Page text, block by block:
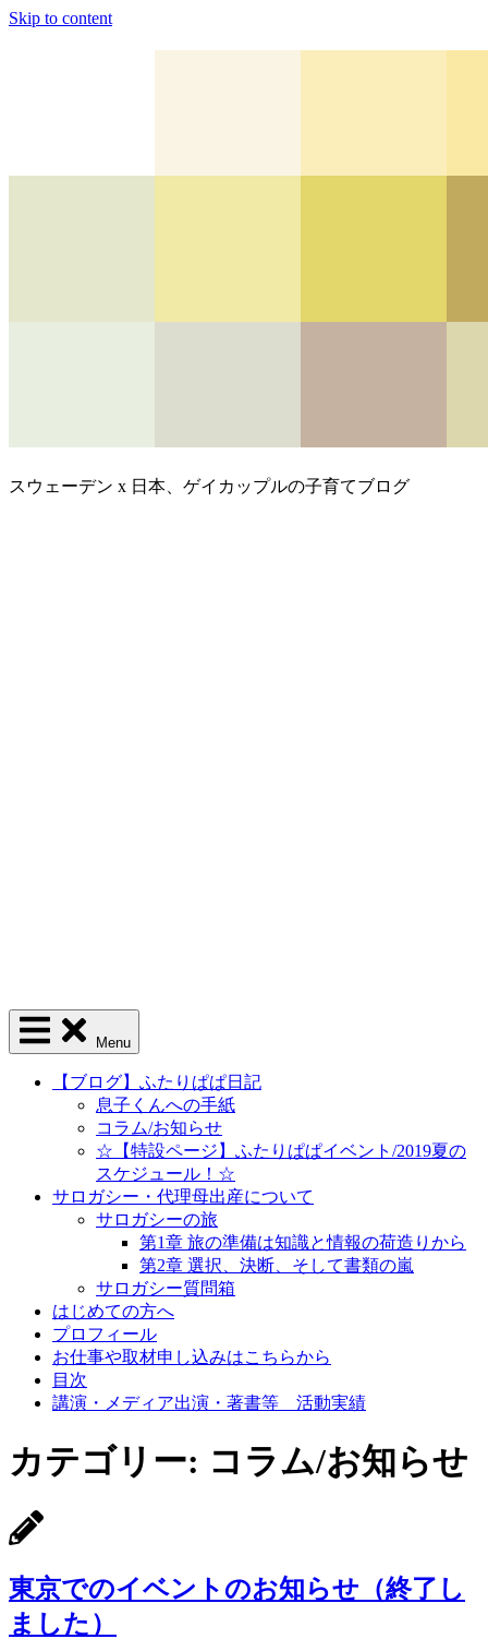
Skip to content
スウェーデン x 日本、ゲイカップルの子育てブログ
Menu
【ブログ】ふたりぱぱ日記
息子くんへの手紙
コラム/お知らせ
☆【特設ページ】ふたりぱぱイベント/2019夏の
スケジュール！☆
サロガシー・代理母出産について
サロガシーの旅
第1章 旅の準備は知識と情報の荷造りから
第2章 選択、決断、そして書類の嵐
サロガシー質問箱
はじめての方へ
プロフィール
お仕事や取材申し込みはこちらから
目次
講演・メディア出演・著書等 活動実績
カテゴリー: コラム/お知らせ
東京でのイベントのお知らせ（終了し
ました）